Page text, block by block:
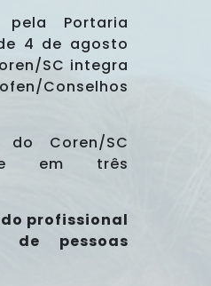
pela Portaria
4 de agosto
SC integra
Conselhos
Coren/SC
se em três
profissional
de pessoas